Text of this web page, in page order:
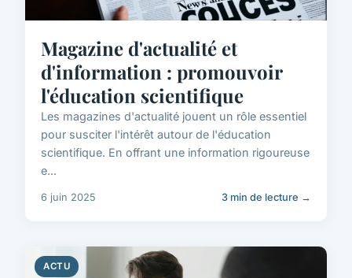
Magazine d'actualité et
d'information : promouvoir
l'éducation scientifique
Les magazines d'actualité jouent un rôle essentiel
pour susciter l'intérêt autour de l'éducation
scientifique. En offrant une information rigoureuse
e...
6 juin 2025 3 min de lecture →
ACTU